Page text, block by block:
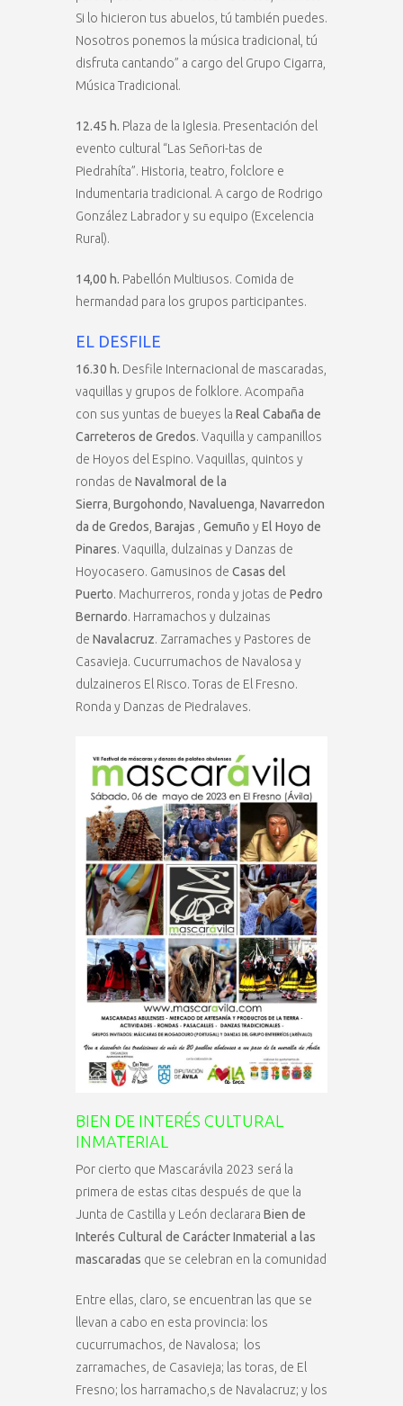
Si lo hicieron tus abuelos, tú también puedes.
Nosotros ponemos la música tradicional, tú
disfruta cantando” a cargo del Grupo Cigarra,
Música Tradicional .
12.45 h. Plaza de la Iglesia. Presentación del
evento cultural “Las Señori-tas de
Piedrahíta”. Historia, teatro, folclore e
Indumentaria tradicional. A cargo de Rodrigo
González Labrador y su equipo (Excelencia
Rural).
14,00 h. Pabellón Multiusos. Comida de
hermandad para los grupos participantes.
EL DESFILE
16.30 h. Desfile Internacional de mascaradas,
vaquillas y grupos de folklore. Acompaña
con sus yuntas de bueyes la Real Cabaña de
Carreteros de Gredos. Vaquilla y campanillos
de Hoyos del Espino. Vaquillas, quintos y
rondas de Navalmoral de la
Sierra Burgohondo Navaluenga Navarredon
da de Gredos Barajas Gemuño yEl Hoyo de
Pinares. Vaquilla, dulzainas y Danzas de
Hoyocasero. Gamusinos de Casas del
Puerto. Machurreros, ronda y jotas de Pedro
Bernardo. Harramachos y dulzainas
de Navalacruz. Zarramaches y Pastores de
Casavieja. Cucurrumachos de Navalosa y
dulzaineros El Risco. Toras de El Fresno.
Ronda y Danzas de Piedralaves.
BIEN DE INTERÉS CULTURAL
INMATERIAL
Por cierto que Mascarávila 2023 será la
primera de estas citas después de que la
Junta de Castilla y León declarara Bien de
Interés Cultural de Carácter Inmaterial a las
mascaradas que se celebran en la comunidad
Entre ellas, claro, se encuentran las que se
llevan a cabo en esta provincia: los
cucurrumachos, de Navalosa; los
zarramaches, de Casavieja; las toras, de El
Fresno; los harramacho,s de Navalacruz; y los